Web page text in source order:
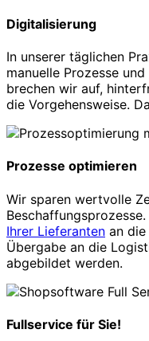
Digitalisierung
In unserer täglichen
manuelle Prozesse
brechen wir auf,
die Vorgehensweise.
Prozesse optimieren
Wir sparen wertvolle
Ihrer Lieferanten an
Übergabe an die
abgebildet werden.
Fullservice für Sie!